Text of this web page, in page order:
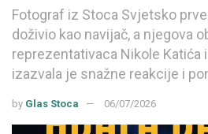
Fotograf iz Stoca Svjetsko
doživio kao navijač, a njegova
reprezentativaca Nikole Katića
izazvala je snažne reakcije i
by Glas Stoca 06/07/2026